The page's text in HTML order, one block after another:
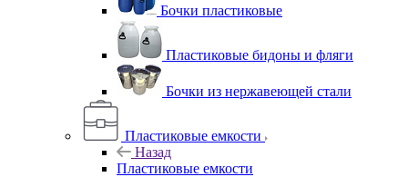
Бочки пластиковые
Пластиковые бидоны и фляги
Бочки из нержавеющей стали
Пластиковые емкости
Назад
Пластиковые емкости